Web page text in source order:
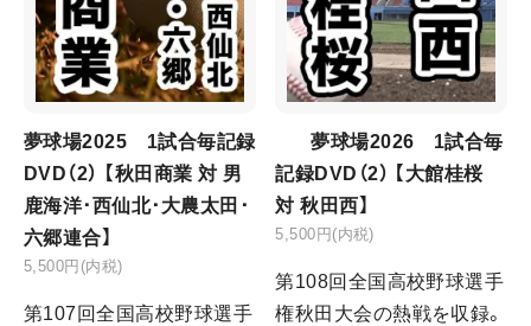
夢球場2025 1試合毎記録
DVD（2） 【秋田商業 対 男
鹿海洋･西仙北･大農太田･
六郷連合】
5,500円(内税)
第107回全国高校野球選手
夢球場2026 1試合毎
記録DVD（2） 【大館桂桜
対 秋田西】
5,500円(内税)
第108回全国高校野球選手
権秋田大会の熱戦を収録。